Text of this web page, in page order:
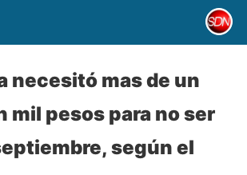
necesitó mas de un
mil pesos para no ser
según el